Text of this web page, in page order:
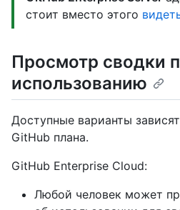
стоит вместо этого
Просмотр сводки
использованию
Доступные варианты
GitHub плана.
GitHub Enterprise Cloud:
Любой человек может